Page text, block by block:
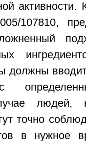
активности.
107810,
должны
людей,
точно
в нужное